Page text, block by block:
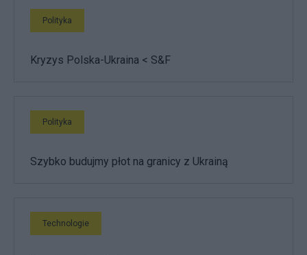
Polityka
Kryzys Polska-Ukraina < S&F
Polityka
Szybko budujmy płot na granicy z Ukrainą
Technologie